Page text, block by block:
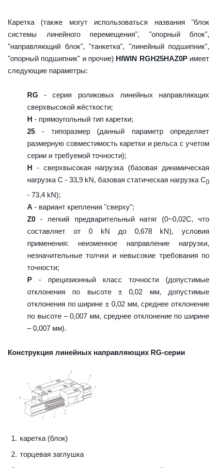
Каретка (также могут использоваться названия "блок
системы линейного перемещения", "опорный блок",
"направляющий блок", "танкетка", "линейный подшипник",
"опорный подшипник" и прочие) HIWIN RGH25HAZ0Pимеет
следующие параметры:
RG - серия роликовых линейных направляющих
сверхвысокой жёсткости;
H - прямоугольный тип каретки;
25 - типоразмер (данный параметр определяет
размерную совместимость каретки и рельса с учетом
серии и требуемой точности);
H - сверхвысокая нагрузка (базовая динамическая
нагрузка C - 33,9 kN, базовая статическая нагрузка С0
- 73,4 kN);
A - вариант крепления "сверху";
Z0 - легкий предварительный натяг (0~0,02C, что
составляет от 0 kN до 0,678 kN), условия
применения: неизменное направление нагрузки,
незначительные толчки и невысокие требования по
точности;
P - прецизионный класс точности (допустимые
отклонения по высоте ± 0,02 мм, допустимые
отклонения по ширине ± 0,02 мм, среднее отклонение
по высоте – 0,007 мм, среднее отклонение по ширине
– 0,007 мм).
Конструкция линейных направляющих RG-серии
каретка (блок)
торцевая заглушка